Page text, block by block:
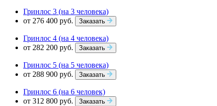
Гринлос 3 (на 3 человека)
от 276 400 руб.
Заказать
Гринлос 4 (на 4 человека)
от 282 200 руб.
Заказать
Гринлос 5 (на 5 человека)
от 288 900 руб.
Заказать
Гринлос 6 (на 6 человек)
от 312 800 руб.
Заказать